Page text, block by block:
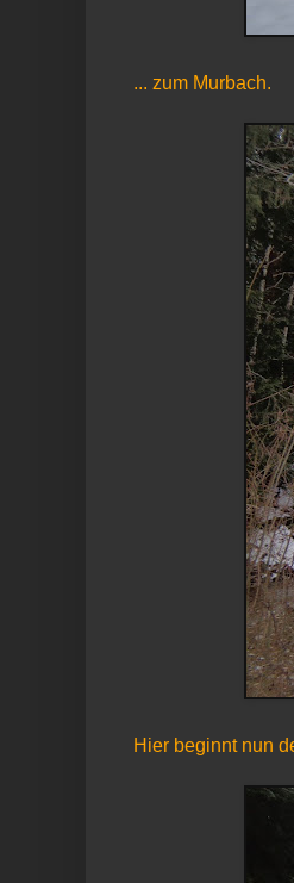
... zum Murbach.
Hier beginnt nun